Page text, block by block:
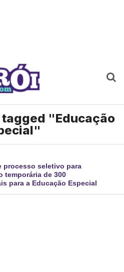
tagged "Educação
processo seletivo para
temporária de 300
para a Educação Especial